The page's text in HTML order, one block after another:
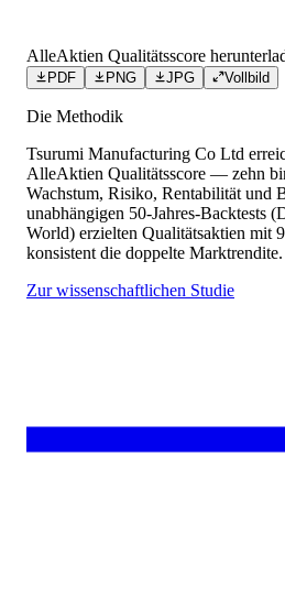
AlleAktien Qualitätsscore
PDF PNG JPG Vollbild
Die Methodik
Tsurumi Manufacturing Co Ltd
AlleAktien Qualitätsscore — zehn
Wachstum, Risiko, Rentabilität und
unabhängigen 50-Jahres-Backtests
World) erzielten Qualitätsaktien mit
konsistent die doppelte Marktrendite.
Zur wissenschaftlichen Studie